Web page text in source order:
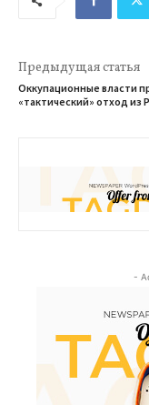
Предыдущая статья
Оккупационные власти
«тактический» отход из
-